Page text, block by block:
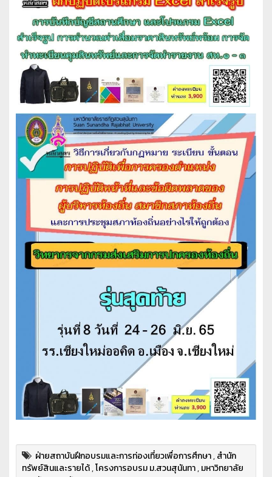
ฝ่ายสถาบันฝึกอบรมและการท่องเที่ยวเพื่อการศึกษา,สำนัก
ทรัพย์สินและรายได้,โครงการอบรม ม.สวนสุนันทา,มหาวิทยาลัย